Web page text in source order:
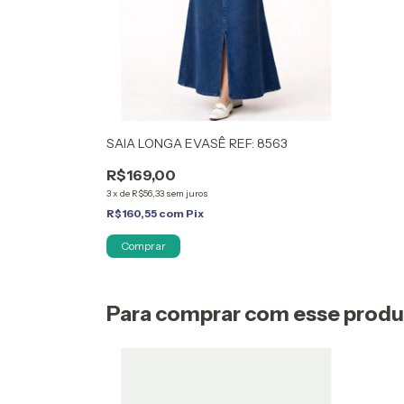
SAIA LONGA EVASÊ REF: 8563
R$169,00
3x de R$56,33 sem juros
R$160,55 com Pix
Comprar
Para comprar com esse